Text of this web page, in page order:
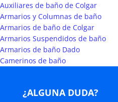
Auxiliares de baño de Colgar
Armarios y Columnas de baño
Armarios de baño de Colgar
Armarios Suspendidos de baño
Armarios de baño Dado
Camerinos de baño
¿ALGUNA DUDA?